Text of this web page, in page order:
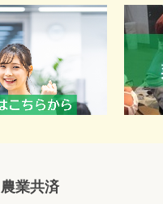
農業共済